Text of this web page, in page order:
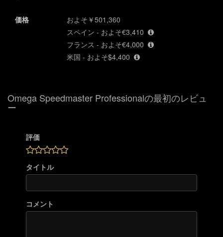
価格
およそ￥501,360
スペイン - およそ€3,410
フランス - およそ€4,000
米国 - およそ$4,400
Omega Speedmaster Professionalの最初のレビュ
ー
評価
タイトル
コメント